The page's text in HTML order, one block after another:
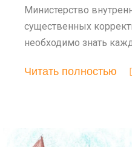
Министерство
существенных
необходимо знать
Читать полностью